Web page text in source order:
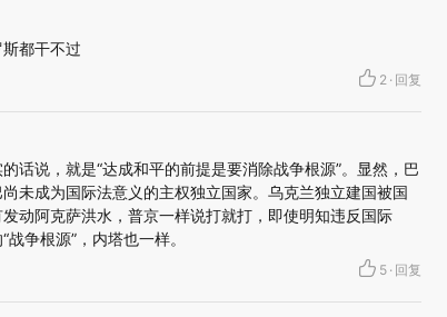
都干不过
2 · 回复
话说，就是“达成和平的前提是要消除战争根源”。显然，巴
未成为国际法意义的主权独立国家。乌克兰独立建国被国
动阿克萨洪水，普京一样说打就打，即使明知违反国际
争根源”，内塔也一样。
5 · 回复